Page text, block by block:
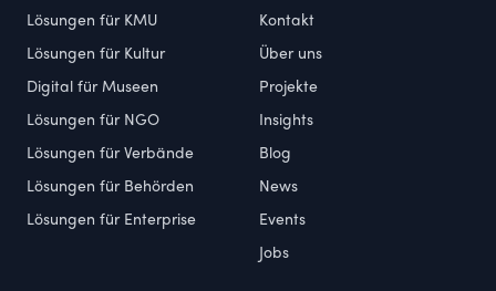
Lösungen für KMU
Lösungen für Kultur
Digital für Museen
Lösungen für NGO
Lösungen für Verbände
Lösungen für Behörden
Lösungen für Enterprise
Kontakt
Über uns
Projekte
Insights
Blog
News
Events
Jobs